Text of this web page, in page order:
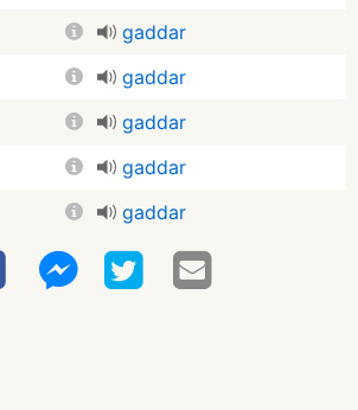
gaddar
gaddar
gaddar
gaddar
gaddar